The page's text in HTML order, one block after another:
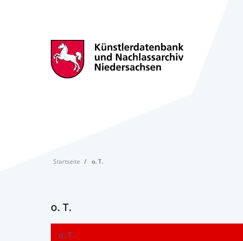
Startseite o. T.
o. T.
o. T.